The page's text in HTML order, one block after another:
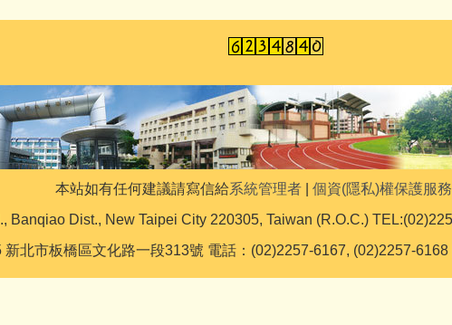
本站如有任何建議請寫信給系統管理者
個資(隱私)權保護服
Banqiao Dist., New Taipei City 220305, Taiwan (R.O.C.)
新北市板橋區文化路一段313號 電話：(02)2257-6167, (02)2257-